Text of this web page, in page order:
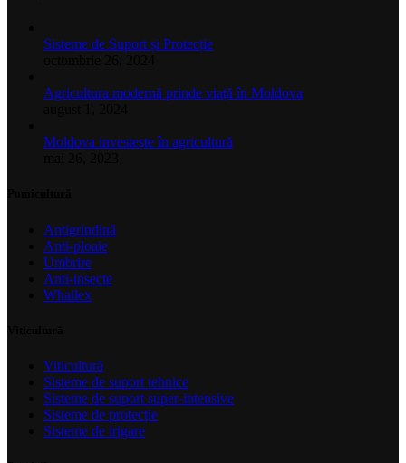
Sisteme de Suport și Protecție
Agricultura modernă prinde viață în Moldova
Moldova investește în agricultură
Antigrindină
Anti-ploaie
Umbrire
Anti-insecte
Whailex
Viticultură
Sisteme de suport tehnice
Sisteme de suport super-intensive
Sisteme de protecție
Sisteme de irigare